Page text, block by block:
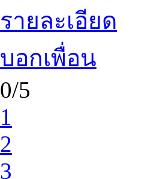
รายละเอียด
บอกเพื่อน
0/5
1
2
3